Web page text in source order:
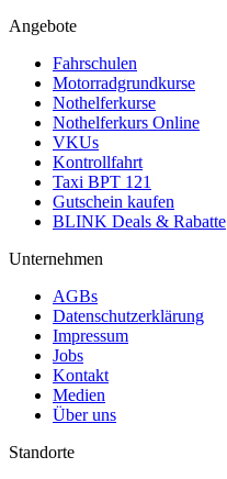
Angebote
Fahrschulen
Motorradgrundkurse
Nothelferkurse
Nothelferkurs Online
VKUs
Kontrollfahrt
Taxi BPT 121
Gutschein kaufen
BLINK Deals & Rabatte
Unternehmen
AGBs
Datenschutzerklärung
Impressum
Jobs
Kontakt
Medien
Über uns
Standorte